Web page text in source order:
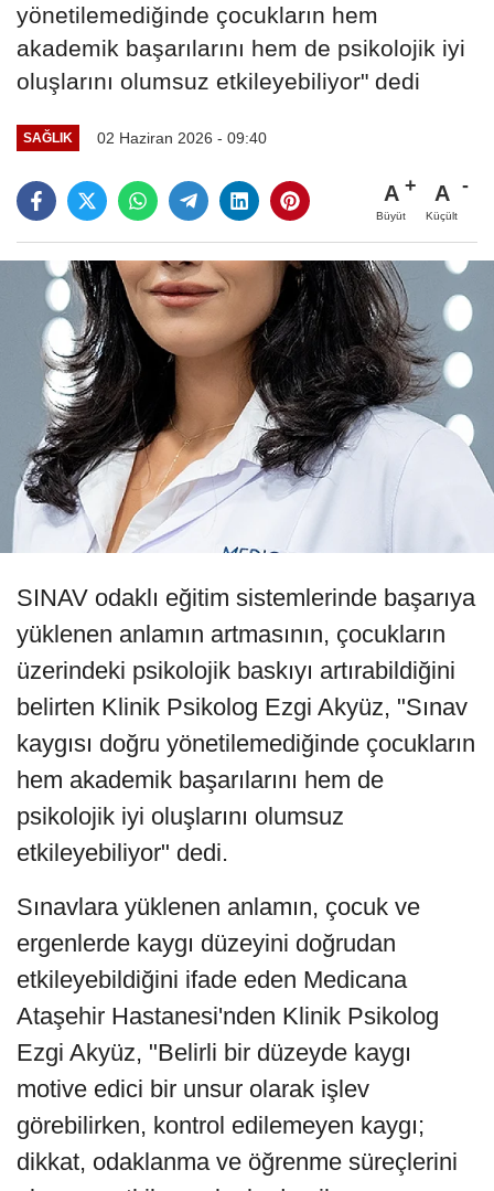
yönetilemediğinde çocukların hem
akademik başarılarını hem de psikolojik iyi
oluşlarını olumsuz etkileyebiliyor" dedi
SAĞLIK 02 Haziran 2026 - 09:40
A
Büyüt
A
Küçült
SINAV odaklı eğitim sistemlerinde başarıya
yüklenen anlamın artmasının, çocukların
üzerindeki psikolojik baskıyı artırabildiğini
belirten Klinik Psikolog Ezgi Akyüz, "Sınav
kaygısı doğru yönetilemediğinde çocukların
hem akademik başarılarını hem de
psikolojik iyi oluşlarını olumsuz
etkileyebiliyor" dedi.
Sınavlara yüklenen anlamın, çocuk ve
ergenlerde kaygı düzeyini doğrudan
etkileyebildiğini ifade eden Medicana
Ataşehir Hastanesi'nden Klinik Psikolog
Ezgi Akyüz, "Belirli bir düzeyde kaygı
motive edici bir unsur olarak işlev
görebilirken, kontrol edilemeyen kaygı;
dikkat, odaklanma ve öğrenme süreçlerini